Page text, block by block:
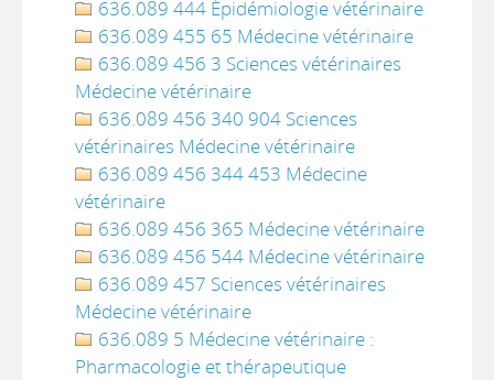
636.089 444 Épidémiologie vétérinaire
636.089 455 65 Médecine vétérinaire
636.089 456 3 Sciences vétérinaires
Médecine vétérinaire
636.089 456 340 904 Sciences
vétérinaires Médecine vétérinaire
636.089 456 344 453 Médecine
vétérinaire
636.089 456 365 Médecine vétérinaire
636.089 456 544 Médecine vétérinaire
636.089 457 Sciences vétérinaires
Médecine vétérinaire
636.089 5 Médecine vétérinaire :
Pharmacologie et thérapeutique